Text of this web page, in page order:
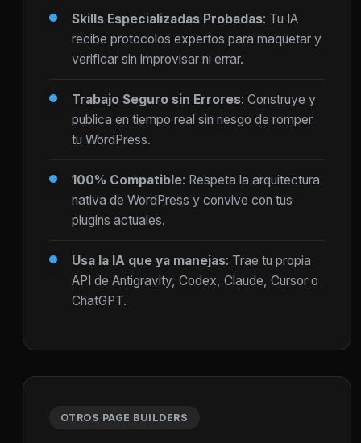
Skills Especializadas Probadas: Tu IA
recibe protocolos expertos para maquetar y
verificar sin improvisar ni errar.
Trabajo Seguro sin Errores: Construye y
publica en tiempo real sin riesgo de romper
tu WordPress.
100% Compatible: Respeta la arquitectura
nativa de WordPress y convive con tus
plugins actuales.
Usa la IA que ya manejas: Trae tu propia
API de Antigravity, Codex, Claude, Cursor o
ChatGPT.
OTROS PAGE BUILDERS